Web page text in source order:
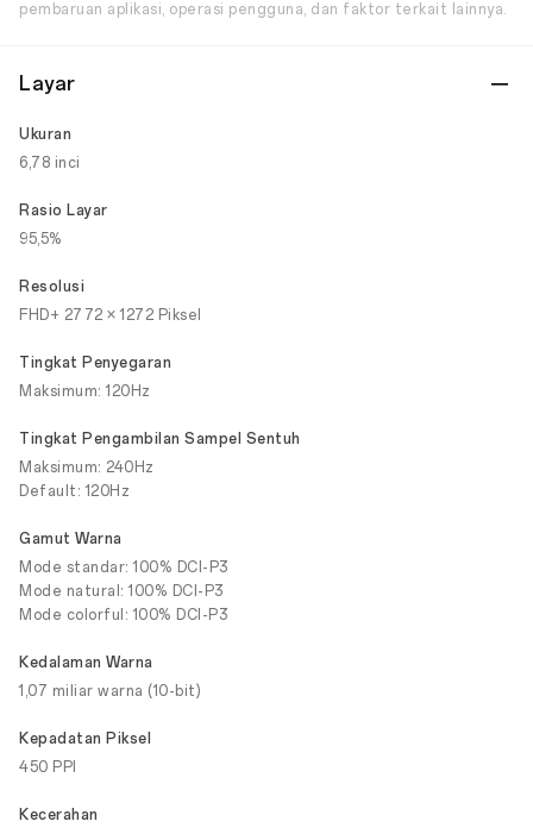
pembaruan aplikasi, operasi pengguna, dan faktor terkait lainnya.
Layar
Ukuran
6,78 inci
Rasio Layar
95,5%
Resolusi
FHD+ 2772 × 1272 Piksel
Tingkat Penyegaran
Maksimum: 120Hz
Tingkat Pengambilan Sampel Sentuh
Maksimum: 240Hz
Default: 120Hz
Gamut Warna
Mode standar: 100% DCI-P3
Mode natural: 100% DCI-P3
Mode colorful: 100% DCI-P3
Kedalaman Warna
1,07 miliar warna (10-bit)
Kepadatan Piksel
450 PPI
Kecerahan